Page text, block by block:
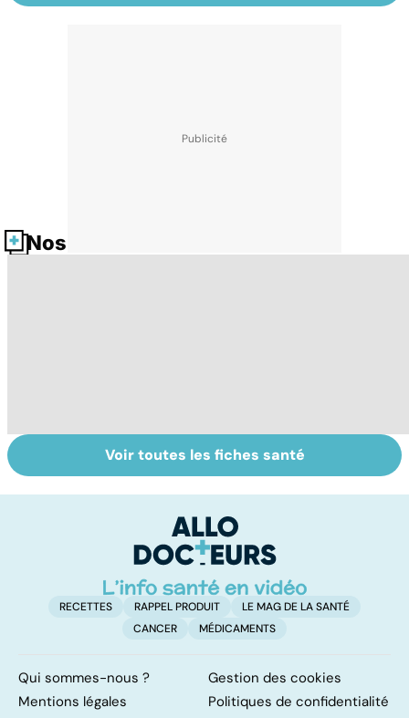
Nos fiches santé
Tout savoir sur
les infections
Inflammation des
amygdales : que
d'angine ?
Voir toutes les fiches santé
RECETTES RAPPEL PRODUIT
LE MAG DE LA SANTÉ
CANCER
MÉDICAMENTS
Qui sommes-nous ?
Gestion des cookies
Mentions légales
Politiques de confidentialité